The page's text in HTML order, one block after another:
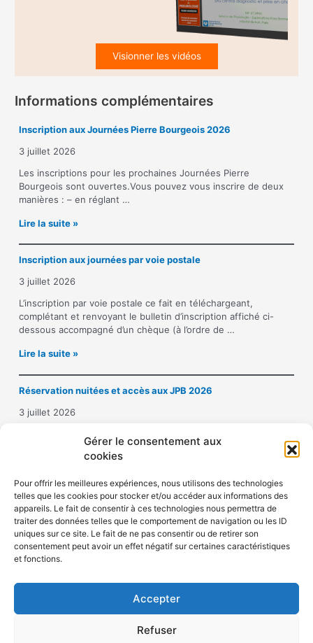
Gérer le consentement aux
cookies
Pour offrir les meilleures expériences, nous utilisons des technologies
telles que les cookies pour stocker et/ou accéder aux informations des
appareils. Le fait de consentir à ces technologies nous permettra de
traiter des données telles que le comportement de navigation ou les ID
uniques sur ce site. Le fait de ne pas consentir ou de retirer son
consentement peut avoir un effet négatif sur certaines caractéristiques
et fonctions.
Accepter
Refuser
Visionner les vidéos
Informations complémentaires
Inscription aux Journées Pierre Bourgeois 2026
3 juillet 2026
Les inscriptions pour les prochaines Journées Pierre
Bourgeois sont ouvertes.Vous pouvez vous inscrire de deux
manières : – en réglant …
I
c
r
p
t
i
n
x
J
e
s
P
r
e
Lire la suite »
Inscription aux journées par voie postale
3 juillet 2026
L’inscription par voie postale ce fait en téléchargeant,
complétant et renvoyant le bulletin d’inscription affiché ci-
dessous accompagné d’un chèque (à l’ordre de …
I
s
c
r
i
n
a
u
x
j
o
u
Lire la suite »
Réservation nuitées et accès aux JPB 2026
3 juillet 2026
75011 PARIS Tél. 01 43 14 43 50Mail : …
é
s
e
r
v
a
t
n